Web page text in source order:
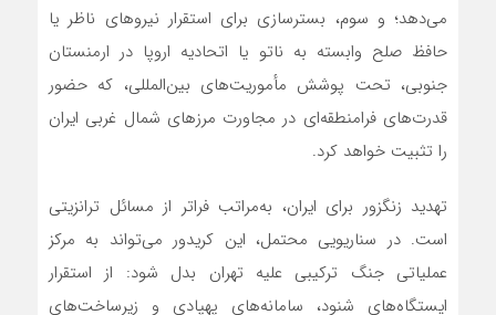
می‌دهد؛ و سوم، بستر‌سازی برای استقرار نیروهای ناظر یا
حافظ صلح وابسته به ناتو یا اتحادیه اروپا در ارمنستان
جنوبی، تحت پوشش مأموریت‌های بین‌المللی، که حضور
قدرت‌های فرامنطقه‌ای در مجاورت مرزهای شمال غربی ایران
را تثبیت خواهد کرد.
تهدید زنگزور برای ایران، به‌مراتب فراتر از مسائل ترانزیتی
است. در سناریویی محتمل، این کریدور می‌تواند به مرکز
عملیاتی جنگ ترکیبی علیه تهران بدل شود: از استقرار
ایستگاه‌های شنود، سامانه‌های پهپادی و زیرساخت‌های